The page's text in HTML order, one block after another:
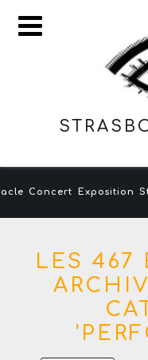
Concert Exposition
LES 467